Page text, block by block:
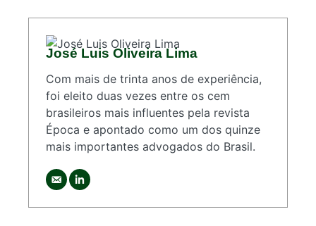
José Luis Oliveira Lima
Com mais de trinta anos de experiência,
foi eleito duas vezes entre os cem
brasileiros mais influentes pela revista
Época e apontado como um dos quinze
mais importantes advogados do Brasil.